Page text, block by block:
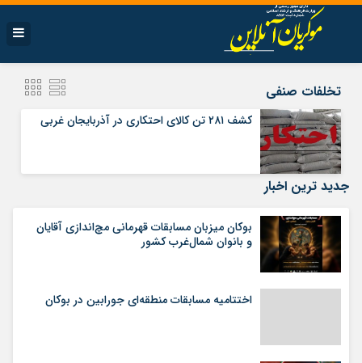
تخلفات صنفی
کشف ۲۸۱ تن کالای احتکاری در آذربایجان غربی
جدید ترین اخبار
بوکان میزبان مسابقات قهرمانی مچ‌اندازی آقایان
و بانوان شمال‌غرب کشور
اختتامیه مسابقات منطقه‌ای جورابین در بوکان